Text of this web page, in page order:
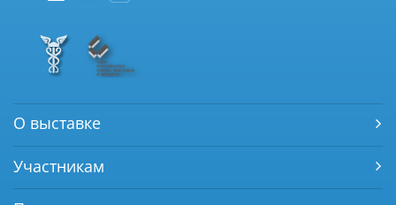
О выставке
Участникам